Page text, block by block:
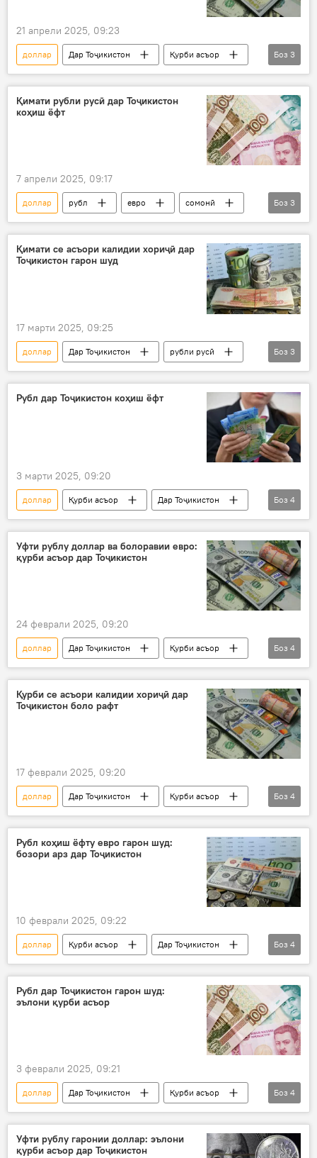
21 апрели 2025, 09:23
доллар Дар Тоҷикистон
Қурби асъор
рубл
евро сомонӣ
Боз 3
Қимати рубли русӣ дар Тоҷикистон
коҳиш ёфт
7 апрели 2025, 09:17
доллар рубл евро
сомонӣ
Қурби асъор
Иқтисод
Дар Тоҷикистон
Боз 3
Қимати се асъори калидии хориҷӣ дар
Тоҷикистон гарон шуд
17 марти 2025, 09:25
доллар Дар Тоҷикистон
рубли русӣ
евро
сомонӣ Қурби асъор
Боз 3
Рубл дар Тоҷикистон коҳиш ёфт
3 марти 2025, 09:20
доллар Қурби асъор
Дар Тоҷикистон
рубл
евро
сомонӣ
Иқтисод
Боз 4
Уфти рублу доллар ва болоравии евро:
қурби асъор дар Тоҷикистон
24 феврали 2025, 09:20
доллар Дар Тоҷикистон
Қурби асъор
рубл
евро
сомонӣ
Иқтисод
Боз 4
Қурби се асъори калидии хориҷӣ дар
Тоҷикистон боло рафт
17 феврали 2025, 09:20
доллар Дар Тоҷикистон
Қурби асъор
рубл
евро
сомонӣ
Иқтисод
Боз 4
Рубл коҳиш ёфту евро гарон шуд:
бозори арз дар Тоҷикистон
10 феврали 2025, 09:22
доллар Қурби асъор
Дар Тоҷикистон
рубл
евро
сомонӣ
Иқтисод
Боз 4
Рубл дар Тоҷикистон гарон шуд:
эълони қурби асъор
3 феврали 2025, 09:21
доллар Дар Тоҷикистон
Қурби асъор
Иқтисод
рубл
евро
сомонӣ
Боз 4
Уфти рублу гаронии доллар: эълони
қурби асъор дар Тоҷикистон